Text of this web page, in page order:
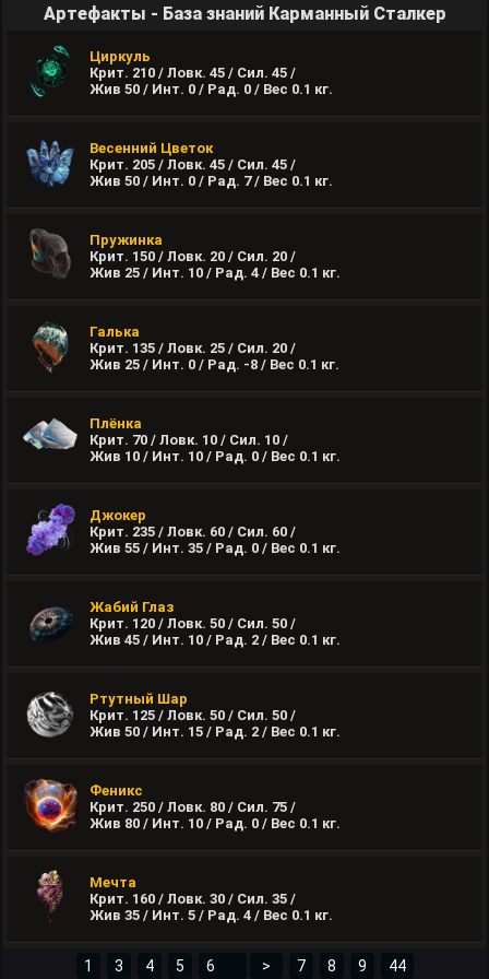
Артефакты - База знаний Карманный Сталкер
Циркуль
Крит. 210 / Ловк. 45 / Сил. 45 /
Жив 50 / Инт. 0 / Рад. 0 / Вес 0.1 кг.
Весенний Цветок
Крит. 205 / Ловк. 45 / Сил. 45 /
Жив 50 / Инт. 0 / Рад. 7 / Вес 0.1 кг.
Пружинка
Крит. 150 / Ловк. 20 / Сил. 20 /
Жив 25 / Инт. 10 / Рад. 4 / Вес 0.1 кг.
Галька
Крит. 135 / Ловк. 25 / Сил. 20 /
Жив 25 / Инт. 0 / Рад. -8 / Вес 0.1 кг.
Плёнка
Крит. 70 / Ловк. 10 / Сил. 10 /
Жив 10 / Инт. 10 / Рад. 0 / Вес 0.1 кг.
Джокер
Крит. 235 / Ловк. 60 / Сил. 60 /
Жив 55 / Инт. 35 / Рад. 0 / Вес 0.1 кг.
Жабий Глаз
Крит. 120 / Ловк. 50 / Сил. 50 /
Жив 45 / Инт. 10 / Рад. 2 / Вес 0.1 кг.
Ртутный Шар
Крит. 125 / Ловк. 50 / Сил. 50 /
Жив 50 / Инт. 15 / Рад. 2 / Вес 0.1 кг.
Феникс
Крит. 250 / Ловк. 80 / Сил. 75 /
Жив 80 / Инт. 10 / Рад. 0 / Вес 0.1 кг.
Мечта
Крит. 160 / Ловк. 30 / Сил. 35 /
Жив 35 / Инт. 5 / Рад. 4 / Вес 0.1 кг.
1 3 4 5 > 7 8 9 44